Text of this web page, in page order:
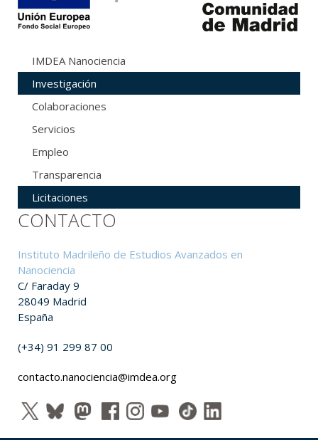
IMDEA Nanociencia
Investigación
Colaboraciones
Servicios
Empleo
Transparencia
Licitaciones
CONTACTO
Instituto Madrileño de Estudios Avanzados en
Nanociencia
C/ Faraday 9
28049 Madrid
España
(+34) 91 299 87 00
contacto.nanociencia@imdea.org